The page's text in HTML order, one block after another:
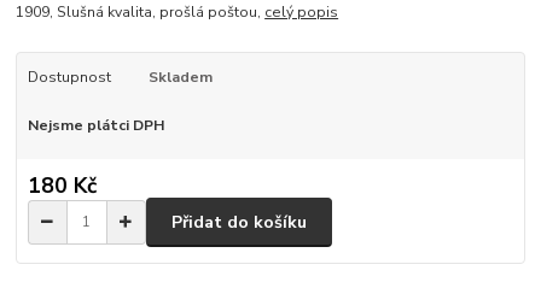
1909, Slušná kvalita, prošlá poštou, celý popis
Dostupnost Skladem
Nejsme plátci DPH
180 Kč
Přidat do košíku